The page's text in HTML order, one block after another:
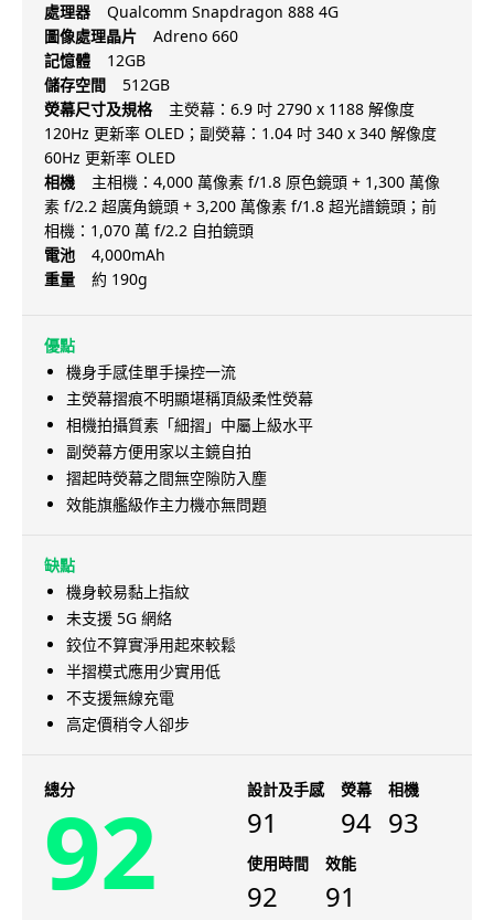
處理器
Qualcomm Snapdragon 888 4G
圖像處理晶片
Adreno 660
記憶體
12GB
儲存空間
512GB
熒幕尺寸及規格
主熒幕：6.9 吋 2790 x 1188 解像度
120Hz 更新率 OLED；副熒幕：1.04 吋 340 x 340 解像度
60Hz 更新率 OLED
相機
主相機：4,000 萬像素 f/1.8 原色鏡頭 + 1,300 萬像
素 f/2.2 超廣角鏡頭 + 3,200 萬像素 f/1.8 超光譜鏡頭；前
相機：1,070 萬 f/2.2 自拍鏡頭
電池
4,000mAh
重量
約 190g
優點
機身手感佳單手操控一流
主熒幕摺痕不明顯堪稱頂級柔性熒幕
相機拍攝質素「細摺」中屬上級水平
副熒幕方便用家以主鏡自拍
摺起時熒幕之間無空隙防入塵
效能旗艦級作主力機亦無問題
缺點
機身較易黏上指紋
未支援 5G 網絡
鉸位不算實淨用起來較鬆
半摺模式應用少實用低
不支援無線充電
高定價稍令人卻步
總分
92 設計及手感
91
熒幕
94
相機
93
使用時間
92
效能
91